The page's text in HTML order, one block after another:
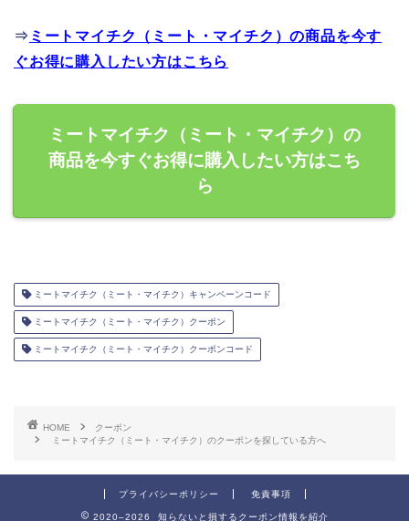
⇒ ミートマイチク（ミート・マイチク）の商品を今す
ぐお得に購入したい方はこちら
ミートマイチク（ミート・マイチク）の
商品を今すぐお得に購入したい方はこち
ら
ミートマイチク（ミート・マイチク）キャンペーンコード
ミートマイチク（ミート・マイチク）クーポン
ミートマイチク（ミート・マイチク）クーポンコード
HOME
クーポン
ミートマイチク（ミート・マイチク）のクーポンを探している方へ
プライバシーポリシー 免責事項
2020–2026 知らないと損するクーポン情報を紹介